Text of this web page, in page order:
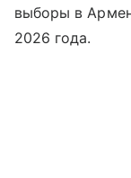
выборы в
2026 года.